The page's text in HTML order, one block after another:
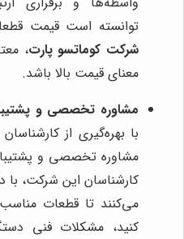
توانسته است قیمت
شرکت کوماتسو پارت،
معنای قیمت بالا باشد.
مشاوره تخصصی و
با بهره‌گیری از
مشاوره تخصصی و
کارشناسان این شرکت،
می‌کنند تا قطعات مناسب
کنید، مشکلات فنی